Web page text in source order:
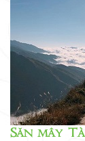
Săn mây